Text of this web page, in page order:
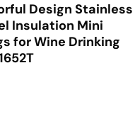
Design Stainless
Insulation Mini
for Wine Drinking